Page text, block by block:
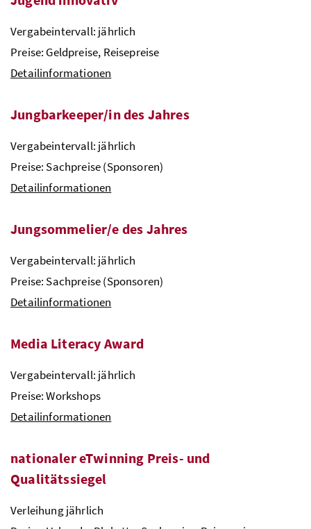
Vergabeintervall: jährlich
Preise: Geldpreise, Reisepreise
Detailinformationen
Jungbarkeeper/in des Jahres
Vergabeintervall: jährlich
Preise: Sachpreise (Sponsoren)
Detailinformationen
Jungsommelier/e des Jahres
Vergabeintervall: jährlich
Preise: Sachpreise (Sponsoren)
Detailinformationen
Media Literacy Award
Vergabeintervall: jährlich
Preise: Workshops
Detailinformationen
nationaler eTwinning Preis- und
Qualitätssiegel
Verleihung jährlich